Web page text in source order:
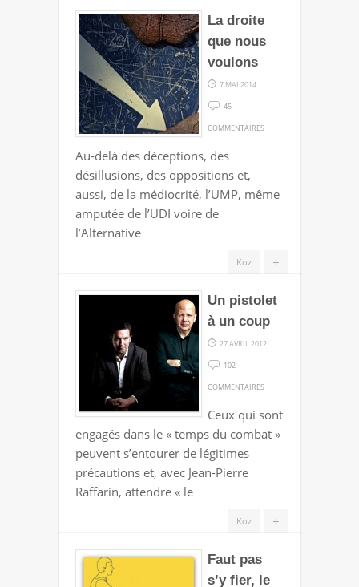
QUI
MARCHE
La droite
que nous
voulons
7 MAI 2014
45
COMMENTAIRES
NOUS
Au-delà des déceptions, des
désillusions, des oppositions et,
aussi, de la médiocrité, l’UMP, même
amputée de l’UDI voire de
l’Alternative
+
Koz
Un pistolet
à un coup
27 AVRIL 2012
102
COMMENTAIRES
PISTOLET
À
Ceux qui sont
engagés dans le « temps du combat »
peuvent s’entourer de légitimes
précautions et, avec Jean-Pierre
Raffarin, attendre « le
+
Koz
Faut pas
s’y fier, le